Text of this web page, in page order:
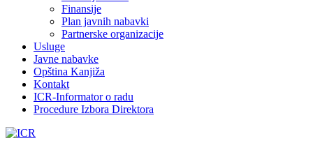
Finansije
Plan javnih nabavki
Partnerske organizacije
Usluge
Javne nabavke
Opština Kanjiža
Kontakt
ICR-Informator o radu
Procedure Izbora Direktora